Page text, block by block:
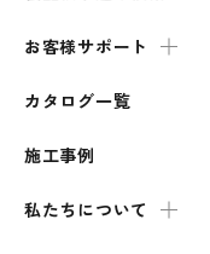
お客様サポート
カタログ一覧
施工事例
私たちについて